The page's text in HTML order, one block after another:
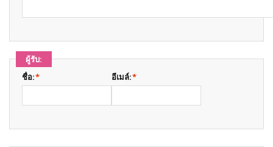
ผู้รับ:
*
ชื่อ: *
อีเมล์: